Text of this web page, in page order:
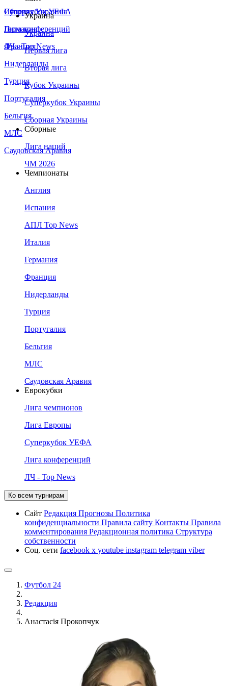
Сборная Украины
Италия
Германия
Франция
Нидерланды
Турция
Португалия
Бельгия
МЛС
Саудовская Аравия
Суперкубок УЕФА
Лига конференций
ЛЧ - Top News
Украина
Украина
Первая лига
Вторая лига
Кубок Украины
Суперкубок Украины
Сборная Украины
Сборные
Лига наций
ЧМ 2026
Чемпионаты
Англия
Испания
АПЛ Top News
Италия
Германия
Франция
Нидерланды
Турция
Португалия
Бельгия
МЛС
Саудовская Аравия
Еврокубки
Лига чемпионов
Лига Европы
Суперкубок УЕФА
Лига конференций
ЛЧ - Top News
Ко всем турнирам
Сайт Редакция Прогнозы Политика
конфиденциальности Правила сайту Контакты Правила
комментирования Редакционная политика Структура
собственности
Соц. сети facebook x youtube instagram telegram viber
Футбол 24
Редакция
Анастасія Прокопчук